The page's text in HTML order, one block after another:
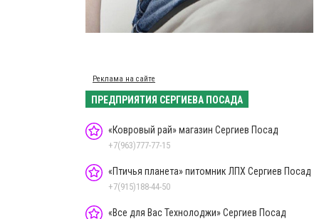
Реклама на сайте
ПРЕДПРИЯТИЯ СЕРГИЕВА ПОСАДА
«Ковровый рай» магазин Сергиев Посад
+7(963)777-77-15
«Птичья планета» питомник ЛПХ Сергиев Посад
+7(915)188-44-50
«Все для Вас Технолоджи» Сергиев Посад